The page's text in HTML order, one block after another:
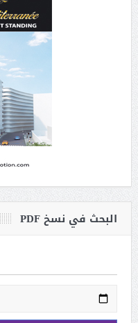
البحث في نسخ PDF